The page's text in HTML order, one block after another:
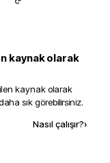
kaynak olarak
kaynak olarak
sık görebilirsiniz.
Nasıl çalışır?›